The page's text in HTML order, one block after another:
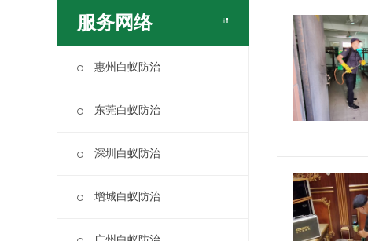
服务网络
惠州白蚁防治
东莞白蚁防治
深圳白蚁防治
增城白蚁防治